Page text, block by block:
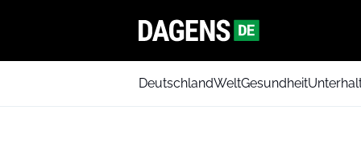
DeutschlandWeltGesundheit